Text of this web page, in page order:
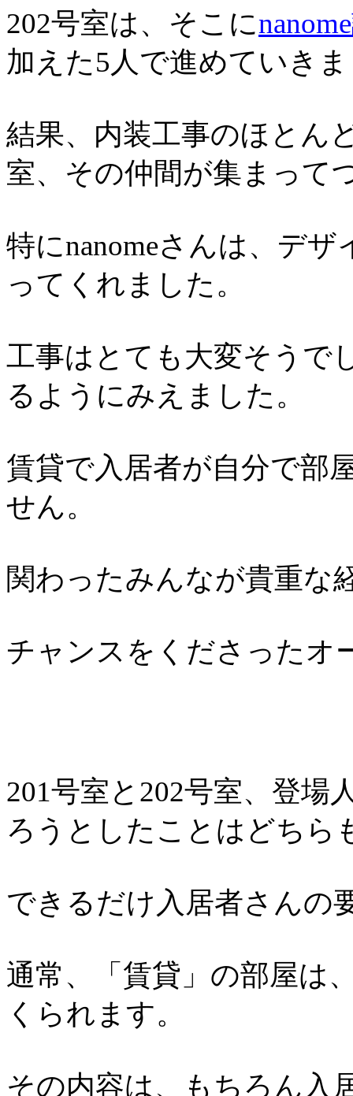
202号室は、そこに
加えた5人で進めていき
結果、内装工事のほとん
室、その仲間が集まって
特にnanomeさんは、デ
ってくれました。
工事はとても大変そうで
るようにみえました。
賃貸で入居者が自分で部
せん。
関わったみんなが貴重な
チャンスをくださったオ
201号室と202号室、登場
ろうとしたことはどちら
できるだけ入居者さんの
通常、「賃貸」の部屋は
くられます。
その内容は、もちろん入